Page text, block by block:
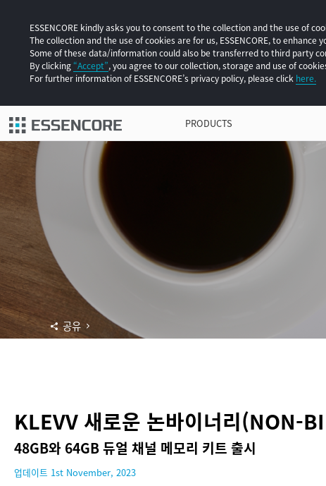
ESSENCORE kindly asks you to consent to the collection and the use of
The collection and the use of cookies are for us, ESSENCORE, to
Some of these data/information could also be transferred to third party
By clicking“Accept”, you agree to our collection, storage and use of
For further information of ESSENCORE’s privacy policy, please click here.
PRODUCTS
공유
KLEVV 새로운 논바이너리(NON-
48GB와 64GB 듀얼 채널 메모리 키트 출시
업데이트 1st November, 2023